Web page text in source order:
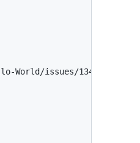
World/issues/1347",